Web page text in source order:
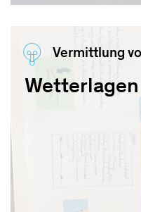
Vermittlung
Wetterlagen